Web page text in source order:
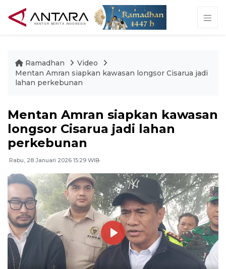
Ramadhan
Video
Mentan Amran siapkan kawasan longsor Cisarua jadi
lahan perkebunan
Mentan Amran siapkan kawasan
longsor Cisarua jadi lahan
perkebunan
Rabu, 28 Januari 2026 15:29 WIB
Play